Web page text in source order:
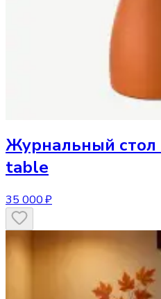
Журнальный стол
table
35 000 ₽